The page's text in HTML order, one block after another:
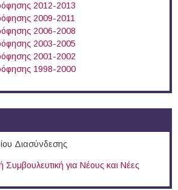
2012-2013
2009-2011
2006-2008
2003-2005
2001-2002
1998-2000
Διασύνδεσης
Συμβουλευτική για Νέους και Νέες